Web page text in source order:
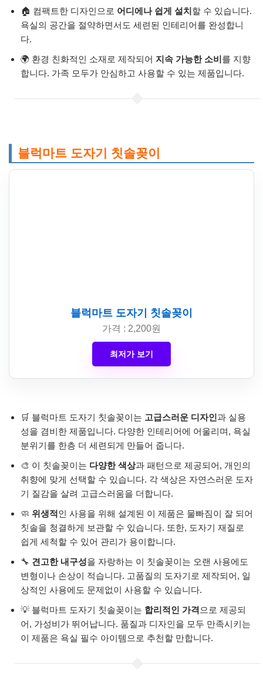
🏠 컴팩트한 디자인으로 어디에나 쉽게 설치할 수 있습니다.
욕실의 공간을 절약하면서도 세련된 인테리어를 완성합니
다.
🌍 환경 친화적인 소재로 제작되어 지속 가능한 소비를 지향
합니다. 가족 모두가 안심하고 사용할 수 있는 제품입니다.
블럭마트 도자기 칫솔꽂이
블럭마트 도자기 칫솔꽂이
가격 : 2,200원
최저가 보기
🛒 블럭마트 도자기 칫솔꽂이는 고급스러운 디자인과 실용
성을 겸비한 제품입니다. 다양한 인테리어에 어울리며, 욕실
분위기를 한층 더 세련되게 만들어 줍니다.
🎨 이 칫솔꽂이는 다양한 색상과 패턴으로 제공되어, 개인의
취향에 맞게 선택할 수 있습니다. 각 색상은 자연스러운 도자
기 질감을 살려 고급스러움을 더합니다.
🧼 위생적인 사용을 위해 설계된 이 제품은 물빠짐이 잘 되어
칫솔을 청결하게 보관할 수 있습니다. 또한, 도자기 재질로
쉽게 세척할 수 있어 관리가 용이합니다.
🔧 견고한 내구성을 자랑하는 이 칫솔꽂이는 오랜 사용에도
변형이나 손상이 적습니다. 고품질의 도자기로 제작되어, 일
상적인 사용에도 문제없이 사용할 수 있습니다.
💡 블럭마트 도자기 칫솔꽂이는 합리적인 가격 으로 제공되
어, 가성비가 뛰어납니다. 품질과 디자인을 모두 만족시키는
이 제품은 욕실 필수 아이템으로 추천할 만합니다.